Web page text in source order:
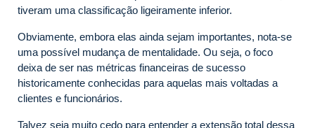
tiveram uma classificação ligeiramente inferior.
Obviamente, embora elas ainda sejam importantes, nota-se
uma possível mudança de mentalidade. Ou seja, o foco
deixa de ser nas métricas financeiras de sucesso
historicamente conhecidas para aquelas mais voltadas a
clientes e funcionários.
Talvez seja muito cedo para entender a extensão total dessa